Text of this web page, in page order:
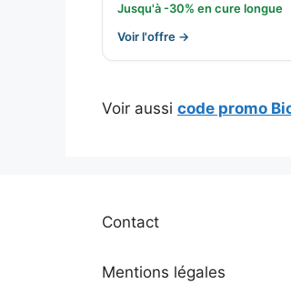
Jusqu'à -30% en cure longue
Voir l'offre →
Voir aussi code promo
Contact
Mentions légales